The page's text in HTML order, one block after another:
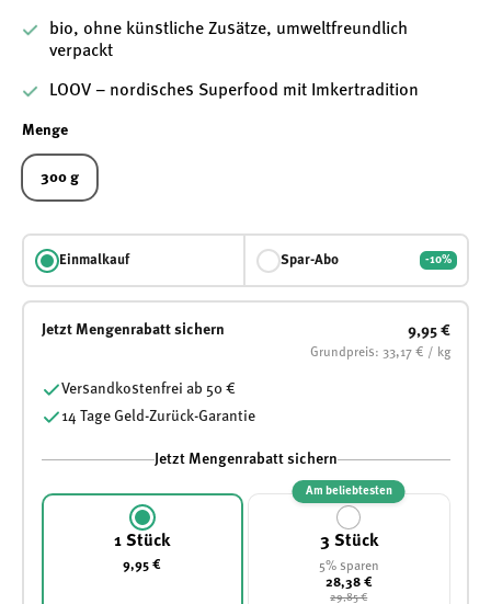
bio, ohne künstliche Zusätze, umweltfreundlich
verpackt
LOOV – nordisches Superfood mit Imkertradition
Menge
300 g
Einmalkauf Spar-Abo -10%
Jetzt Mengenrabatt sichern 9,95 €
Grundpreis: 33,17 € / kg
Versandkostenfrei ab 50 €
14 Tage Geld-Zurück-Garantie
Jetzt Mengenrabatt sichern
1 Stück
9,95 €
3 Stück
5% sparen
Am beliebtesten
28,38 €
29,85 €